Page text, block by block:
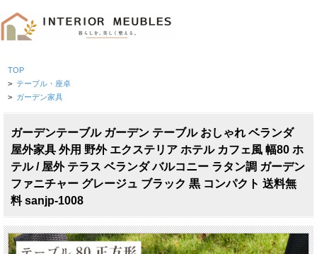
TOP
> テーブル・座卓
> ガーデン家具
ガーデンテーブル ガーデン テーブル おしゃれ ベランダ
屋外家具 外用 野外 エクステリア ホテル カフェ風 幅80 ホ
テル / 屋外 テラス ベランダ バルコニー ラタン調 ガーデン
ファニチャー グレージュ ブラック 黒 コンパクト 送料無
料 sanjp-1008